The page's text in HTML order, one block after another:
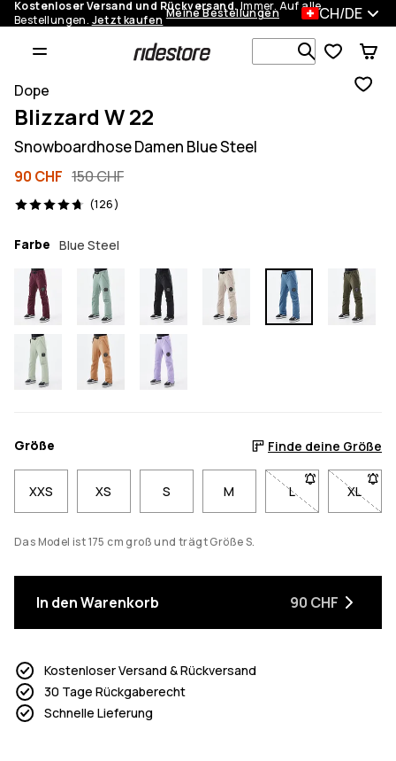
Kostenloser Versand und Rückversand.Immer. Auf alle
Bestellungen. Jetzt kaufen Meine Bestellungen CH/DE
Dope
Blizzard W 22
Snowboardhose Damen Blue Steel
90 CHF 150 CHF
(126)
126 Reviews, 4.7/5
Farbe Blue Steel
Größe Finde deine Größe
XXS XS S M L- Größe L nicht
XL
-
Das Model ist 175 cm groß und trägt Größe S.
In den Warenkorb 90 CHF
Kostenloser Versand & Rückversand
30 Tage Rückgaberecht
Schnelle Lieferung